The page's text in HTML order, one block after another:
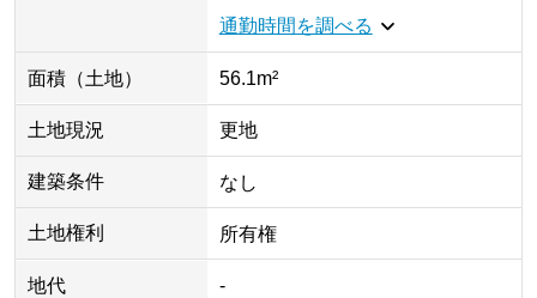
通勤時間を調べる
面積（土地） 56.1m²
土地現況 更地
建築条件 なし
土地権利 所有権
地代 -